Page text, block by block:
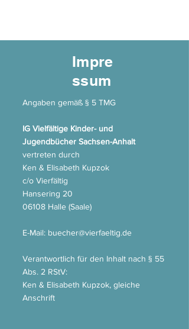
Impre
ssum
Angaben gemäß § 5 TMG
IG Vielfältige Kinder- und
Jugendbücher Sachsen-Anhalt
vertreten durch
Ken & Elisabeth Kupzok
c/o Vierfältig
Hansering 20
06108 Halle (Saale)
E-Mail: buecher@vierfaeltig.de
Verantwortlich für den Inhalt nach § 55
Abs. 2 RStV:
Ken & Elisabeth Kupzok, gleiche
Anschrift